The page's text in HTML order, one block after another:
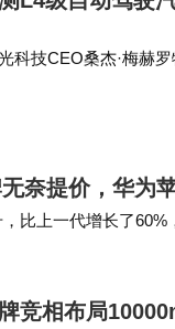
科技CEO桑杰·梅赫
要被汽车反超。此外
奈提价，华为
比上一代增长了
机还能战，又不是
竞相布局